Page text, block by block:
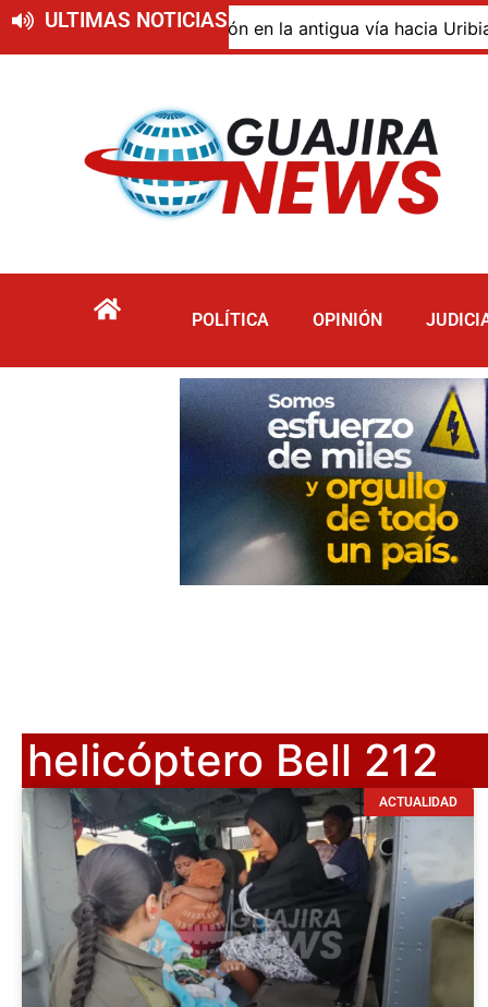
ULTIMAS NOTICIAS
de descomposición en la antigua vía hacia Uribia, zona
POLÍTICA OPINIÓN
helicóptero Bell 212
ACTUALIDAD